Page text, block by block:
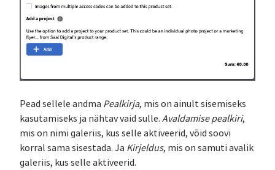
Pead sellele andma Pealkirja, mis on ainult sisemiseks
kasutamiseks ja nähtav vaid sulle. Avaldamise pealkiri,
mis on nimi galeriis, kus selle aktiveerid, võid soovi
korral sama sisestada. Ja Kirjeldus, mis on samuti avalik
galeriis, kus selle aktiveerid.